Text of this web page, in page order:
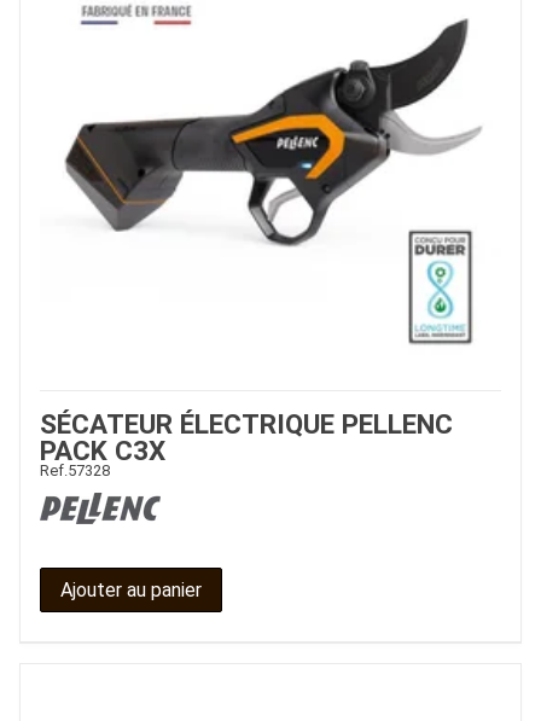
SÉCATEUR ÉLECTRIQUE PELLENC
PACK C3X
Ref. 57328
Ajouter au panier